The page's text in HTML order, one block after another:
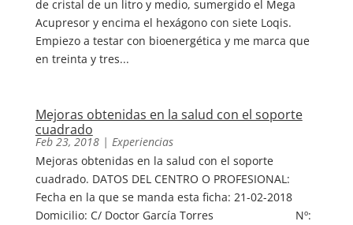
de cristal de un litro y medio, sumergido el Mega
Acupresor y encima el hexágono con siete Loqis.
Empiezo a testar con bioenergética y me marca que
en treinta y tres...
Mejoras obtenidas en la salud con el soporte
cuadrado
Feb 23, 2018| Experiencias
Mejoras obtenidas en la salud con el soporte
cuadrado. DATOS DEL CENTRO O PROFESIONAL:
Fecha en la que se manda esta ficha: 21-02-2018
Domicilio: C/ Doctor García Torres Nº: